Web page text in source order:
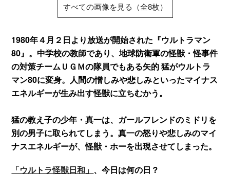
すべての画像を見る（全8枚）
1980年４月２日より放送が開始された『ウルトラマン
80』。中学校の教師であり、地球防衛軍の怪獣・怪事件
の対策チームＵＧＭの隊員でもある矢的 猛がウルトラ
マン80に変身。人間の憎しみや悲しみといったマイナス
エネルギーが生み出す怪獣に立ちむかう。
猛の教え子の少年・真一は、ガールフレンドのミドリを
別の男子に取られてしまう。真一の怒りや悲しみのマイ
ナスエネルギーが、怪獣・ホーを出現させてしまった。
「ウルトラ怪獣日和」 、今日は何の日？